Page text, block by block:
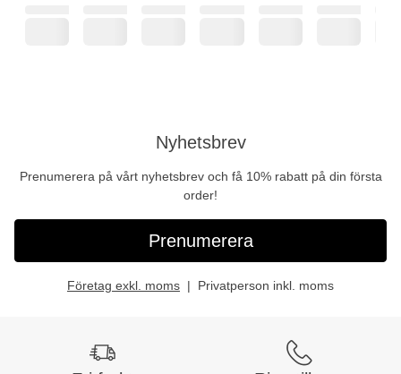
Nyhetsbrev
Prenumerera på vårt nyhetsbrev och få 10% rabatt på din första
order!
Prenumerera
Företag exkl. moms Privatperson inkl. moms